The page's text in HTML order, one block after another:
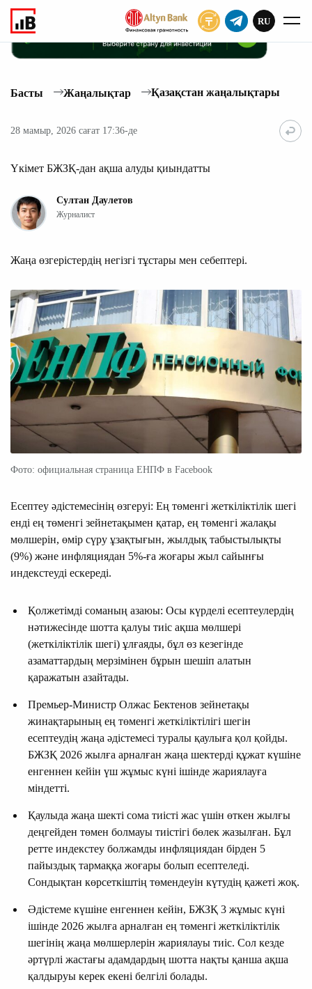
ЖАЗЫЛУ
RU
Басты Жаңалықтар Қазақстан жаңалықтары
28 мамыр, 2026 сағат 17:36-де
Үкімет БЖЗҚ-дан ақша алуды қиындатты
Султан Даулетов
Журналист
Жаңа өзгерістердің негізгі тұстары мен себептері.
Фото: официальная страница ЕНПФ в Facebook
Есептеу әдістемесінің өзгеруі: Ең төменгі жеткіліктілік шегі
енді ең төменгі зейнетақымен қатар, ең төменгі жалақы
мөлшерін, өмір сүру ұзақтығын, жылдық табыстылықты
(9%) және инфляциядан 5%-ға жоғары жыл сайынғы
индекстеуді ескереді.
Қолжетімді соманың азаюы: Осы күрделі есептеулердің
нәтижесінде шотта қалуы тиіс ақша мөлшері
(жеткіліктілік шегі) ұлғаяды, бұл өз кезегінде
азаматтардың мерзімінен бұрын шешіп алатын
қаражатын азайтады.
Премьер-Министр Олжас Бектенов зейнетақы
жинақтарының ең төменгі жеткіліктілігі шегін
есептеудің жаңа әдістемесі туралы қаулыға қол қойды.
БЖЗҚ 2026 жылға арналған жаңа шектерді құжат күшіне
енгеннен кейін үш жұмыс күні ішінде жариялауға
міндетті.
Қаулыда жаңа шекті сома тиісті жас үшін өткен жылғы
деңгейден төмен болмауы тиістігі бөлек жазылған. Бұл
ретте индекстеу болжамды инфляциядан бірден 5
пайыздық тармаққа жоғары болып есептеледі.
Сондықтан көрсеткіштің төмендеуін күтудің қажеті жоқ.
Әдістеме күшіне енгеннен кейін, БЖЗҚ 3 жұмыс күні
ішінде 2026 жылға арналған ең төменгі жеткіліктілік
шегінің жаңа мөлшерлерін жариялауы тиіс. Сол кезде
әртүрлі жастағы адамдардың шотта нақты қанша ақша
қалдыруы керек екені белгілі болады.